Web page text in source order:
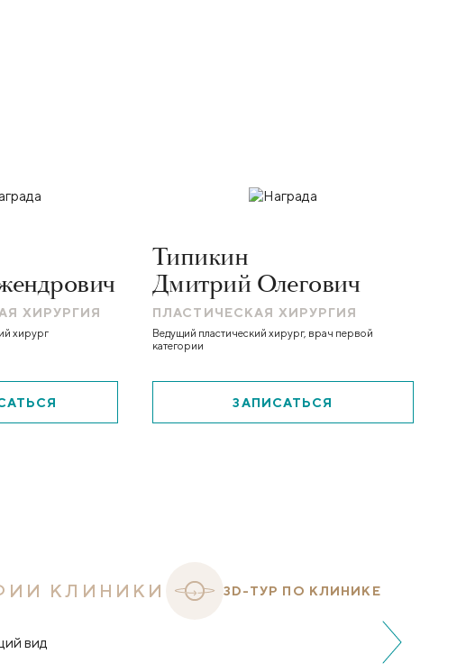
ХИРУРГИЯ
хирург
Типикин
Дмитрий Олегович
ПЛАСТИЧЕСКАЯ ХИРУРГИЯ
Ведущий пластический хирург, врач первой
категории
ЗАПИСАТЬСЯ
КЛИНИКИ 3D-ТУР ПО КЛИНИКЕ